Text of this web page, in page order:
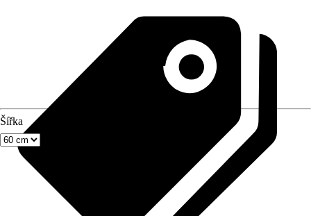
Šířka